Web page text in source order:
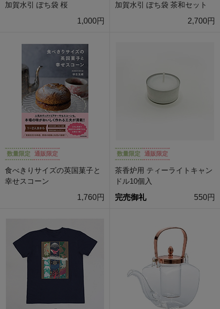
加賀水引 ぽち袋 桜
1,000円
加賀水引 ぽち袋 茶和セット
2,700円
数量限定 通販限定
食べきりサイズの英国菓子と
幸せスコーン
1,760円
数量限定 通販限定
茶香炉用 ティーライトキャン
ドル10個入
完売御礼
550円